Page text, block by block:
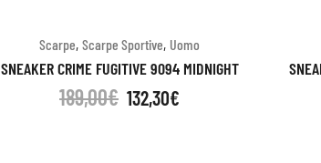
Scarpe,Scarpe Sportive, Uomo
SNEAKER CRIME FUGITIVE 9094 MIDNIGHT
189,00€ 132,30€